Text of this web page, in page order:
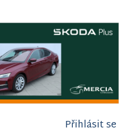
Přihlásit se